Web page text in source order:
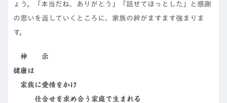
ょう。「本当だね、ありがとう」「話せてほっとした」と感謝
の思いを返していくところに、家族の絆がますます強まりま
す。
神 示
健康は
家族に愛情をかけ
仕合せを求め合う家庭で生まれる